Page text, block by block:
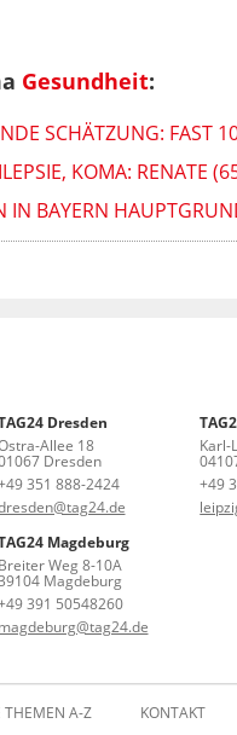
Gesundheit:
SCHÄTZUNG: FAST
KOMA: RENATE
IN BAYERN
Dresden
Allee 18
Dresden
351 888-2424
Karl-
+49
Magdeburg
Breiter Weg 8-10A
Magdeburg
391 50548260
magdeburg@tag24.de
THEMEN A-Z KONTAKT